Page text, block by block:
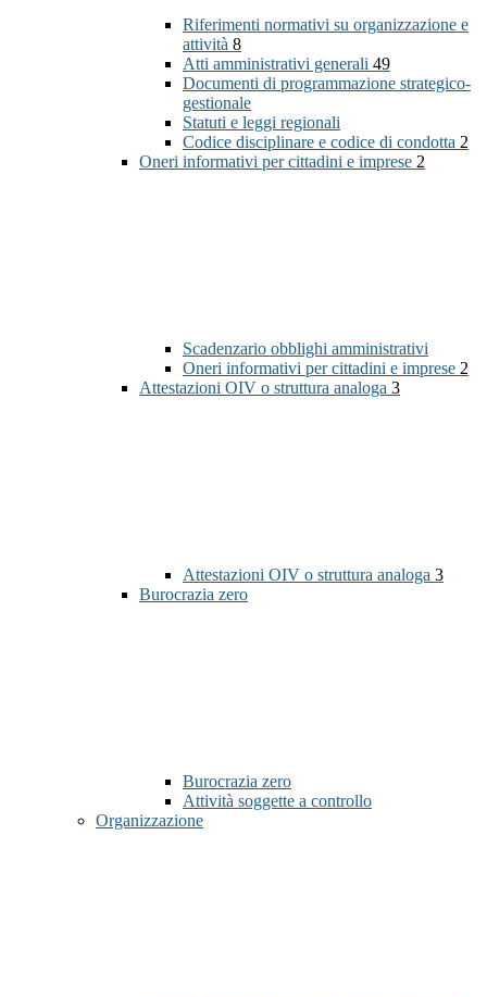
Riferimenti normativi su organizzazione e
attività 8
Atti amministrativi generali 49
Documenti di programmazione strategico-
gestionale
Statuti e leggi regionali
Codice disciplinare e codice di condotta 2
Oneri informativi per cittadini e imprese 2
Scadenzario obblighi amministrativi
Oneri informativi per cittadini e imprese 2
Attestazioni OIV o struttura analoga 3
Attestazioni OIV o struttura analoga 3
Burocrazia zero
Burocrazia zero
Attività soggette a controllo
Organizzazione